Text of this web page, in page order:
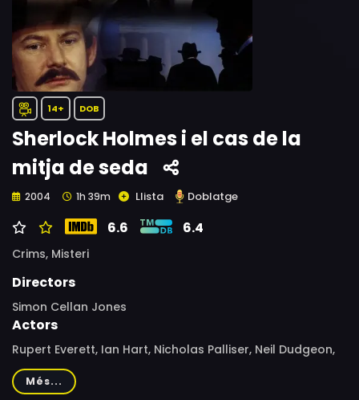
14+ DOB
Sherlock Holmes i el cas de la
mitja de seda
2004 1h 39m Llista Doblatge
6.6 6.4
Crims, Misteri
Directors
Simon Cellan Jones
Actors
Rupert Everett, Ian Hart, Nicholas Palliser, Neil Dudgeon,
Anne Carroll, Tamsin Egerton, Perdita Weeks, Michael
Fassbender, Helen McCrory, Julian Wadham, Guy Henry,
Més...